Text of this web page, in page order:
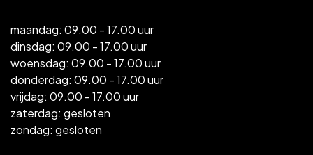
maandag: 09.00 - 17.00 uur
dinsdag: 09.00 - 17.00 uur
woensdag: 09.00 - 17.00 uur
donderdag: 09.00 - 17.00 uur
vrijdag: 09.00 - 17.00 uur
zaterdag: gesloten
zondag: gesloten